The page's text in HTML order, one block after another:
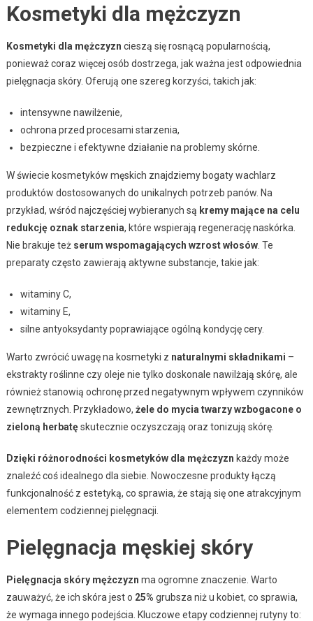
Kosmetyki dla mężczyzn
Kosmetyki dla mężczyzn cieszą się rosnącą popularnością,
ponieważ coraz więcej osób dostrzega, jak ważna jest odpowiednia
pielęgnacja skóry. Oferują one szereg korzyści, takich jak:
intensywne nawilżenie,
ochrona przed procesami starzenia,
bezpieczne i efektywne działanie na problemy skórne.
W świecie kosmetyków męskich znajdziemy bogaty wachlarz
produktów dostosowanych do unikalnych potrzeb panów. Na
przykład, wśród najczęściej wybieranych są kremy mające na celu
redukcję oznak starzenia, które wspierają regenerację naskórka.
Nie brakuje też serum wspomagających wzrost włosów. Te
preparaty często zawierają aktywne substancje, takie jak:
witaminy C,
witaminy E,
silne antyoksydanty poprawiające ogólną kondycję cery.
Warto zwrócić uwagę na kosmetyki z naturalnymi składnikami –
ekstrakty roślinne czy oleje nie tylko doskonale nawilżają skórę, ale
również stanowią ochronę przed negatywnym wpływem czynników
zewnętrznych. Przykładowo, żele do mycia twarzy wzbogacone o
zieloną herbatęskutecznie oczyszczają oraz tonizują skórę.
Dzięki różnorodności kosmetyków dla mężczyzn każdy może
znaleźć coś idealnego dla siebie. Nowoczesne produkty łączą
funkcjonalność z estetyką, co sprawia, że stają się one atrakcyjnym
elementem codziennej pielęgnacji.
Pielęgnacja męskiej skóry
Pielęgnacja skóry mężczyzn ma ogromne znaczenie. Warto
zauważyć, że ich skóra jest o 25% grubsza niż u kobiet, co sprawia,
że wymaga innego podejścia. Kluczowe etapy codziennej rutyny to: